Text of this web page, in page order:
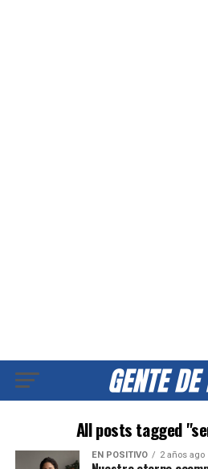
All posts tagged
EN POSITIVO 2 años ago